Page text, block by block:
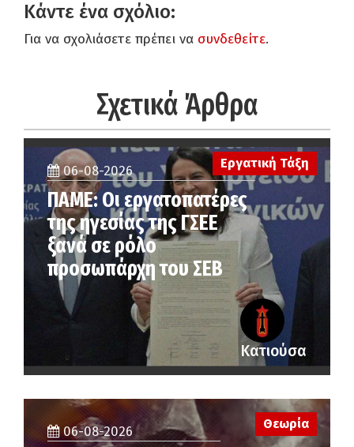
Κάντε ένα σχόλιο:
Για να σχολιάσετε πρέπει να συνδεθείτε.
Σχετικά Άρθρα
Εργατική Τάξη
06-08-2026
ΠΑΜΕ: Οι εργατοπατέρες
της ηγεσίας της ΓΣΕΕ
ξανά σε ρόλο
προσωπάρχη του ΣΕΒ
Κατιούσα
06-08-2026
Θεωρία